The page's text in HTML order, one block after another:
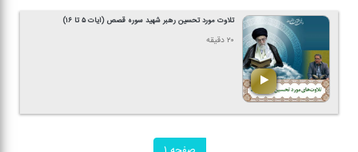
تلاوت مورد تحسین رهبر شهید سوره قصص (آیات ۵ تا ۱۶)
۲۰ دقیقه